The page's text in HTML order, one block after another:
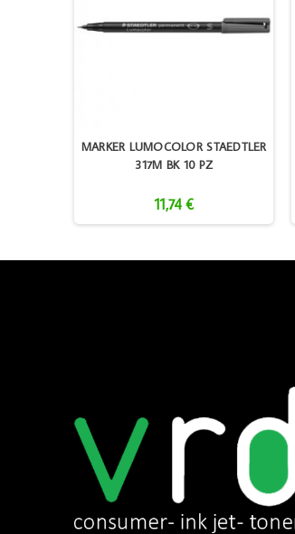
MARKER LUMOCOLOR STAEDTLER
317M BK 10 PZ
11,74 €